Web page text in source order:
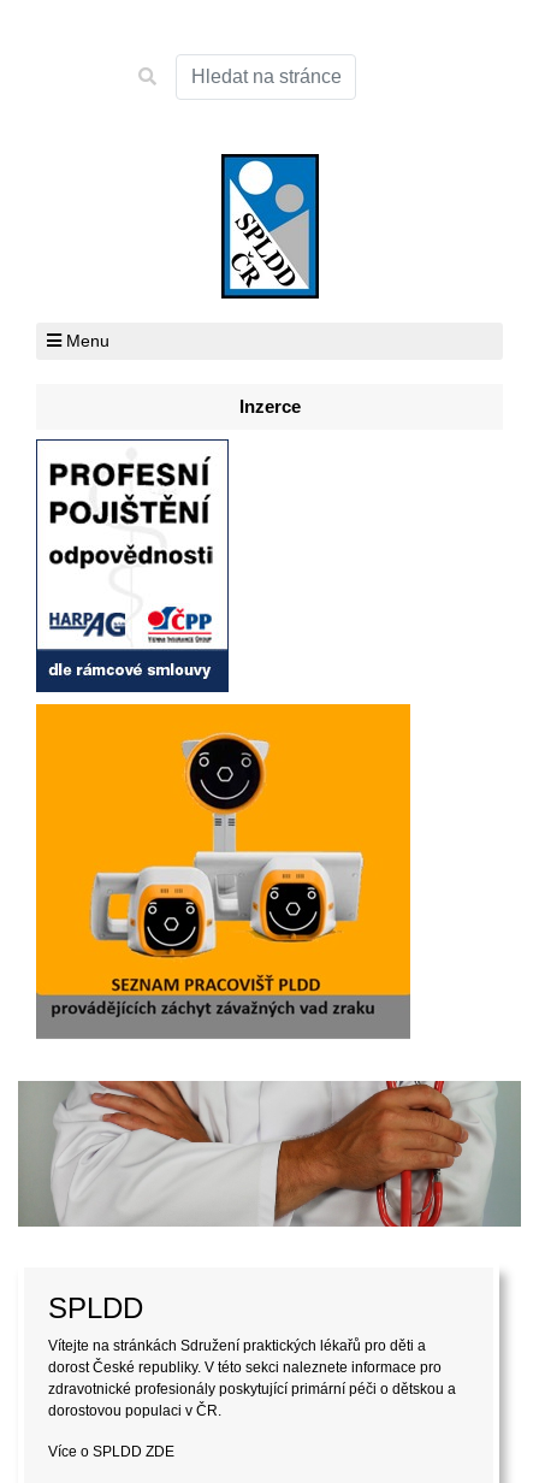
Menu
Inzerce
SPLDD
Vítejte na stránkách Sdružení praktických lékařů pro děti a
dorost České republiky. V této sekci naleznete informace pro
zdravotnické profesionály poskytující primární péči o dětskou a
dorostovou populaci v ČR.
Více o SPLDD ZDE